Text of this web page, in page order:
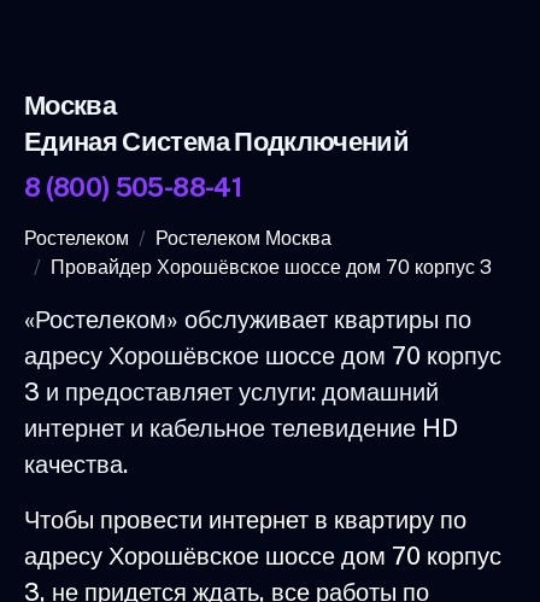
Москва
Единая Система Подключений
8 (800) 505-88-41
Ростелеком
Ростелеком Москва
Провайдер Хорошёвское шоссе дом 70 корпус 3
«Ростелеком» обслуживает квартиры по
адресу Хорошёвское шоссе дом 70 корпус
3 и предоставляет услуги: домашний
интернет и кабельное телевидение HD
качества.
Чтобы провести интернет в квартиру по
адресу Хорошёвское шоссе дом 70 корпус
3, не придется ждать, все работы по